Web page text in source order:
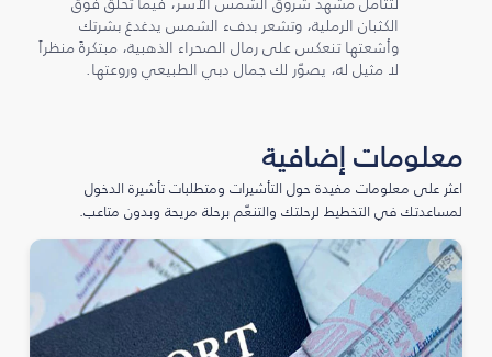
الكثبان الرملية، وتشعر بدفء الشمس يدغدغ بشرتك
وأشعتها تنعكس على رمال الصحراء الذهبية، مبتكرةً منظراً
لا مثيل له، يصوّر لك جمال دبي الطبيعي وروعتها.
معلومات إضافية
اعثر على معلومات مفيدة حول التأشيرات ومتطلبات تأشيرة الدخول
لمساعدتك في التخطيط لرحلتك والتنعّم برحلة مريحة وبدون متاعب.